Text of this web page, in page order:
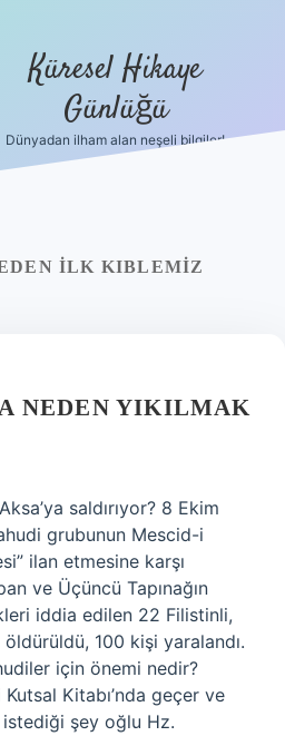
Küresel Hikaye
Günlüğü
Dünyadan ilham alan neşeli bilgiler!
ILK KIBLEMIZ
NEDEN YIKILMAK
saldırıyor? 8 Ekim
grubunun Mescid-i
ilan etmesine karşı
ve Üçüncü Tapınağın
iddia edilen 22 Filistinli,
100 kişi yaralandı.
için önemi nedir?
Kitabı’nda geçer ve
istediği şey oğlu Hz.